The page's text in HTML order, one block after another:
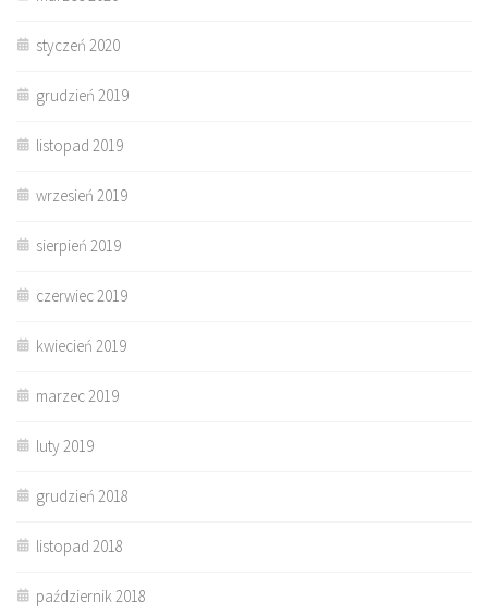
styczeń 2020
grudzień 2019
listopad 2019
wrzesień 2019
sierpień 2019
czerwiec 2019
kwiecień 2019
marzec 2019
luty 2019
grudzień 2018
listopad 2018
październik 2018